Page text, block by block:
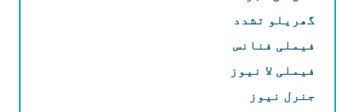
گھریلو تشدد
فیملی فنانس
فیملی لا نیوز
جنرل نیوز